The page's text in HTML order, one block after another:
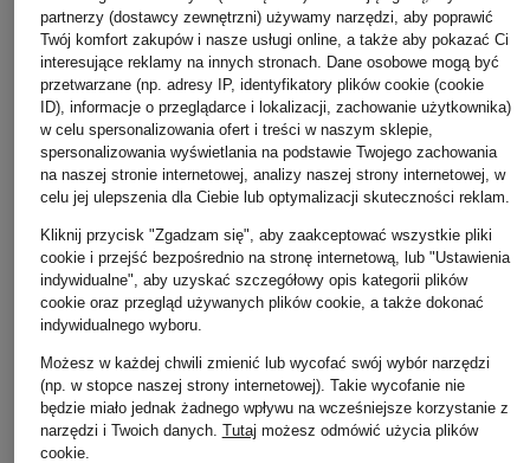
POPULARNE PRODUKTY TEJ MARKI
+ rabat promocyjny
YVES SAINT LAURENT
BEAUTÉ
+ rabat promocyjny
YVES SAINT LAURENT
BEAUTÉ
YVES
BEAUTÉ
MASCARA
partnerzy (dostawcy zewnętrzni) używamy narzędzi, aby poprawić
Twój komfort zakupów i nasze usługi online, a także aby pokazać Ci
interesujące reklamy na innych stronach. Dane osobowe mogą być
przetwarzane (np. adresy IP, identyfikatory plików cookie (cookie
ID), informacje o przeglądarce i lokalizacji, zachowanie użytkownika)
w celu spersonalizowania ofert i treści w naszym sklepie,
spersonalizowania wyświetlania na podstawie Twojego zachowania
na naszej stronie internetowej, analizy naszej strony internetowej, w
celu jej ulepszenia dla Ciebie lub optymalizacji skuteczności reklam.
Kliknij przycisk "Zgadzam się", aby zaakceptować wszystkie pliki
cookie i przejść bezpośrednio na stronę internetową, lub "Ustawienia
indywidualne", aby uzyskać szczegółowy opis kategorii plików
cookie oraz przegląd używanych plików cookie, a także dokonać
indywidualnego wyboru.
Możesz w każdej chwili zmienić lub wycofać swój wybór narzędzi
(np. w stopce naszej strony internetowej). Takie wycofanie nie
będzie miało jednak żadnego wpływu na wcześniejsze korzystanie z
narzędzi i Twoich danych. Tutaj możesz odmówić użycia plików
cookie.